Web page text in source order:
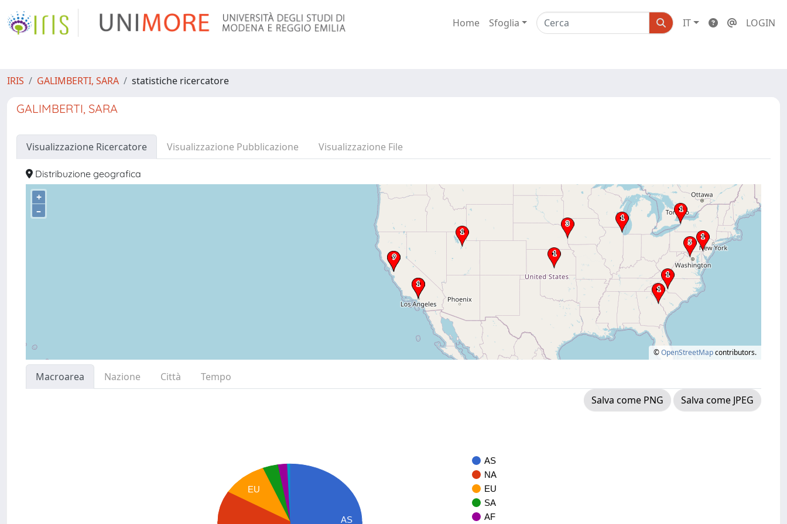
Home Sfoglia IT LOGIN
IRIS GALIMBERTI, SARA statistiche ricercatore
GALIMBERTI, SARA
Visualizzazione Ricercatore Visualizzazione Pubblicazione Visualizzazione File
Distribuzione geografica
+
–
©OpenStreetMapcontributors.
Macroarea Nazione Città
Tempo
Salva come PNG
Salva come JPEG
AS
NA
EU
SA
AF
AS
EU